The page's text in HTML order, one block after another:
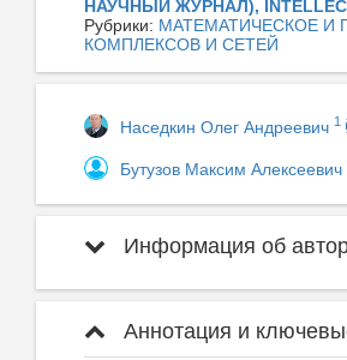
НАУЧНЫЙ ЖУРНАЛ),
Рубрики: МАТЕМАТИЧЕСКОЕ И
КОМПЛЕКСОВ И СЕТЕЙ
Наседкин Олег Андреевич 1
Бутузов Максим Алексеевич
Информация об
Аннотация и